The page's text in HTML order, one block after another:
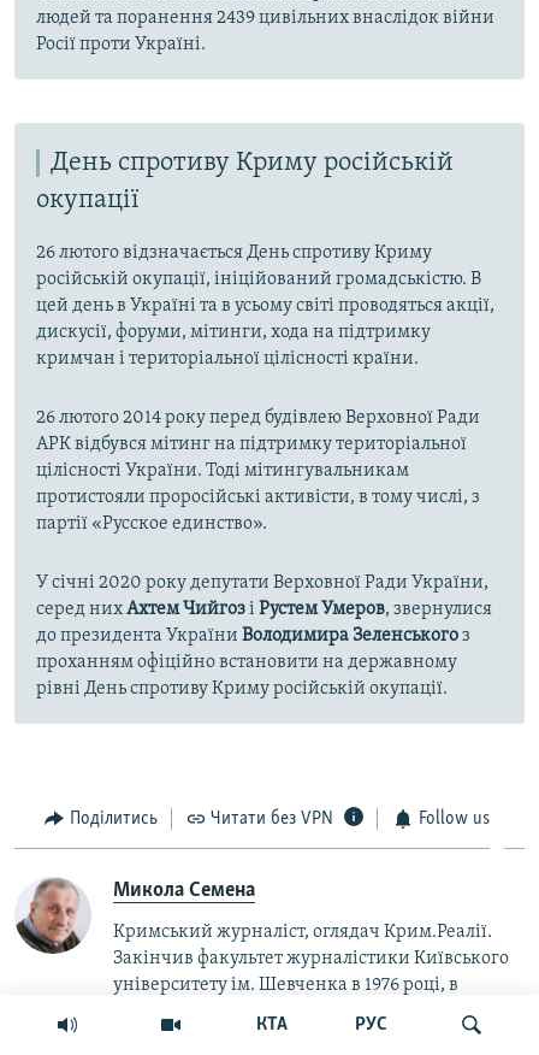
КТА РУС
людей та поранення 2439 цивільних внаслідок війни
Росії проти Україні.
День спротиву Криму російській
окупації
26 лютого відзначається День спротиву Криму
російській окупації, ініційований громадськістю. В
цей день в Україні та в усьому світі проводяться акції,
дискусії, форуми, мітинги, хода на підтримку
кримчан і територіальної цілісності країни.
26 лютого 2014 року перед будівлею Верховної Ради
АРК відбувся мітинг на підтримку територіальної
цілісності України. Тоді мітингувальникам
протистояли проросійські активісти, в тому числі, з
партії «Русское единство».
У січні 2020 року депутати Верховної Ради України,
серед нихАхтем Чийгозі Рустем Умеров, звернулися
до президента України Володимира Зеленськогоз
проханням офіційно встановити на державному
рівні День спротиву Криму російській окупації.
Поділитись Читати без VPN Follow us
Микола Семена
Кримський журналіст, оглядач Крим.Реалії.
Закінчив факультет журналістики Київського
університету ім. Шевченка в 1976 році, в
українській журналістиці – понад 50 років.
Працював у ЗМІ Чернігівської, Запорізької